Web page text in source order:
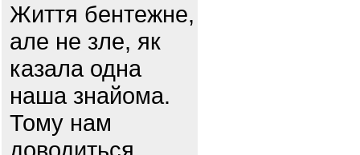
Життя бентежне,
але не зле, як
казала одна
наша знайома.
Тому нам